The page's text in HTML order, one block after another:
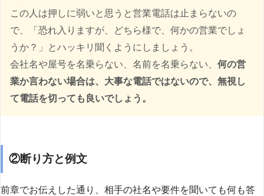
この人は押しに弱いと思うと営業電話は止まらないの
で、「恐れ入りますが、どちら様で、何かの営業でしょ
うか？」とハッキリ聞くようにしましょう。
会社名や屋号を名乗らない、名前を名乗らない、 何の営
業か言わない場合は、大事な電話ではないので、無視し
て電話を切っても良いでしょう。
②断り方と例文
前章でお伝えした通り、相手の社名や要件を聞いても何も答